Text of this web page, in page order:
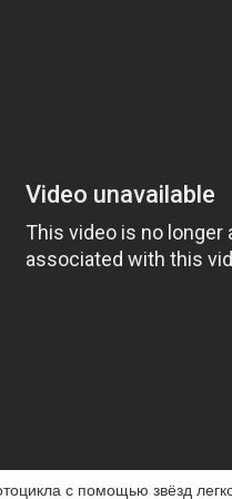
с помощью звёзд